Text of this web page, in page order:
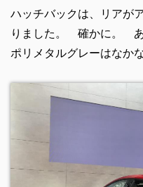
ハッチバックは、リアが
りました。 確かに。 あ
ポリメタルグレーはなか